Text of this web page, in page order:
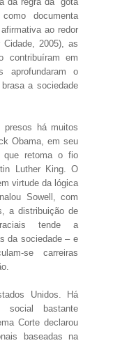
documenta
ao redor
2005), as
contribuíram em
aprofundaram o
a sociedade
presos há muitos
Obama, em seu
que retoma o fio
Luther King. O
virtude da lógica
Sowell, com
a distribuição de
raciais tende a
da sociedade – e
se carreiras
Unidos. Há
social bastante
Corte declarou
baseadas na